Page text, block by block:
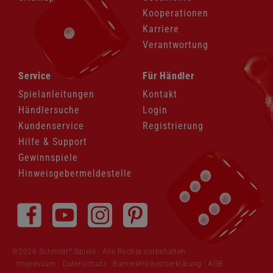
Kooperationen
Karriere
Verantwortung
Navigation
überspringen
Service
Spielanleitungen
Händlersuche
Kundenservice
Hilfe & Support
Gewinnspiele
Hinweisgebermeldestelle
Navigation
überspringen
Für Händler
Kontakt
Login
Registrierung
überspringen
©2026 Schmidt ®
Spiele · Alle Rechte vorbehalten
Impressum · Datenschutz · Barrierefreiheitserklärung ·AGB